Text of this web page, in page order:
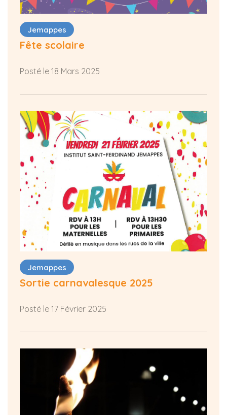
Jemappes
Fête scolaire
Posté le 18 Mars 2025
Jemappes
Sortie carnavalesque 2025
Posté le 17 Février 2025